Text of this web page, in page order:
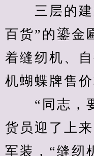
三层的建
百货”的鎏金
着缝纫机、
机蝴蝶牌售
“同志，要
货员迎了上
军装，“缝纫